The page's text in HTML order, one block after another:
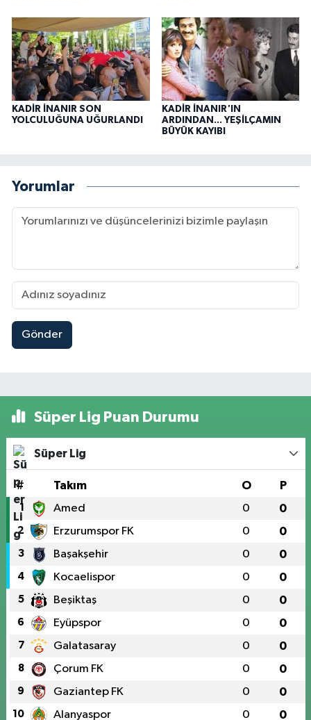
KADİR İNANIR SON
YOLCULUĞUNA UĞURLANDI
KADİR İNANIR'IN
ARDINDAN... YEŞİLÇAMIN
BÜYÜK KAYIBI
Yorumlar
Gönder
Süper Lig Puan Durumu
Süper Lig
# Takım O P
1 Amed 0 0
2 Erzurumspor FK 0 0
3 Başakşehir 0 0
4 Kocaelispor 0 0
5 Beşiktaş 0 0
6 Eyüpspor 0 0
7 Galatasaray 0 0
8 Çorum FK 0 0
9 Gaziantep FK 0 0
10 Alanyaspor 0 0